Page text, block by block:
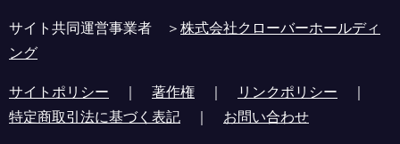
サイト共同運営事業者 ＞株式会社クローバーホールディ
ング
サイトポリシー ｜ 著作権 ｜ リンクポリシー ｜
特定商取引法に基づく表記 ｜ お問い合わせ